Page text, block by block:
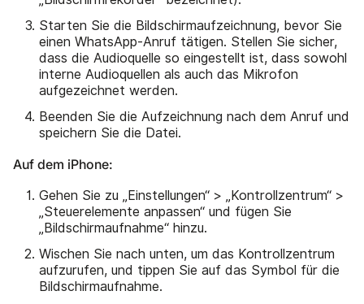
Starten Sie die Bildschirmaufzeichnung, bevor Sie
einen WhatsApp-Anruf tätigen. Stellen Sie sicher,
dass die Audioquelle so eingestellt ist, dass sowohl
interne Audioquellen als auch das Mikrofon
aufgezeichnet werden.
Beenden Sie die Aufzeichnung nach dem Anruf und
speichern Sie die Datei.
Auf dem iPhone:
Gehen Sie zu „Einstellungen“ > „Kontrollzentrum“ >
„Steuerelemente anpassen“ und fügen Sie
„Bildschirmaufnahme“ hinzu.
Wischen Sie nach unten, um das Kontrollzentrum
aufzurufen, und tippen Sie auf das Symbol für die
Bildschirmaufnahme.